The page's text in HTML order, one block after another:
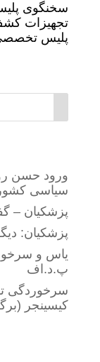
سخنگوی
تجهیزات
پلیس
ورود حسن
سیاسی
پزشکیان –
پزشکیان:
یاس و
پ.د.اف
سرخوردگی
کیسینجر